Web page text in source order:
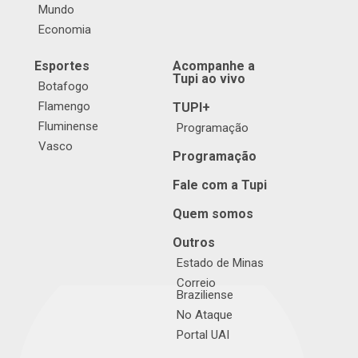
Mundo
Economia
Esportes
Botafogo
Flamengo
Fluminense
Vasco
Acompanhe a
Tupi ao vivo
TUPI+
Programação
Programação
Fale com a Tupi
Quem somos
Outros
Estado de Minas
Correio
Braziliense
No Ataque
Portal UAI